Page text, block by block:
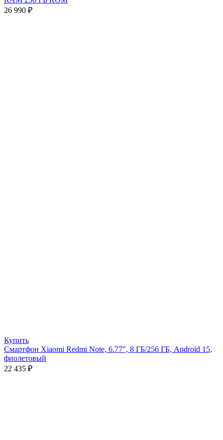
26 990 ₽
Купить
Смартфон Xiaomi Redmi Note, 6.77″, 8 ГБ/256 ГБ, Android 15,
фиолетовый
22 435 ₽